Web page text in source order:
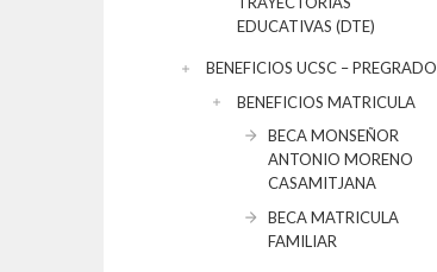
EDUCATIVAS (DTE)
BENEFICIOS UCSC – PREGRADO
BENEFICIOS MATRICULA
BECA MONSEÑOR
ANTONIO MORENO
CASAMITJANA
BECA MATRICULA
FAMILIAR